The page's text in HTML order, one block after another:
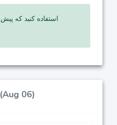
احتمالات سیگنال‌های خرید/فروش بیت کوین (BTC) با استفاده از چندین مدل هوش مصنوعی در طول 10 روز (Aug 06)